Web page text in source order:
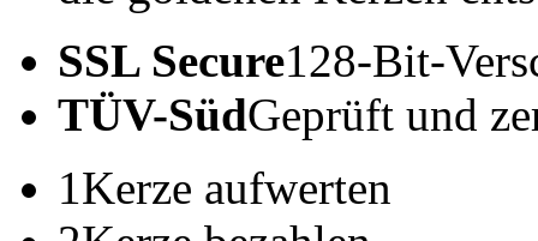
SSL Secure128-Bit-
TÜV-SüdGeprüft und
1Kerze aufwerten